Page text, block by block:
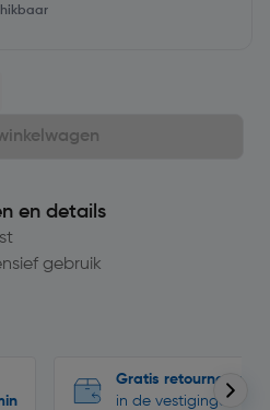
en details
gebruik
Gratis retourneren
in de vestigingen